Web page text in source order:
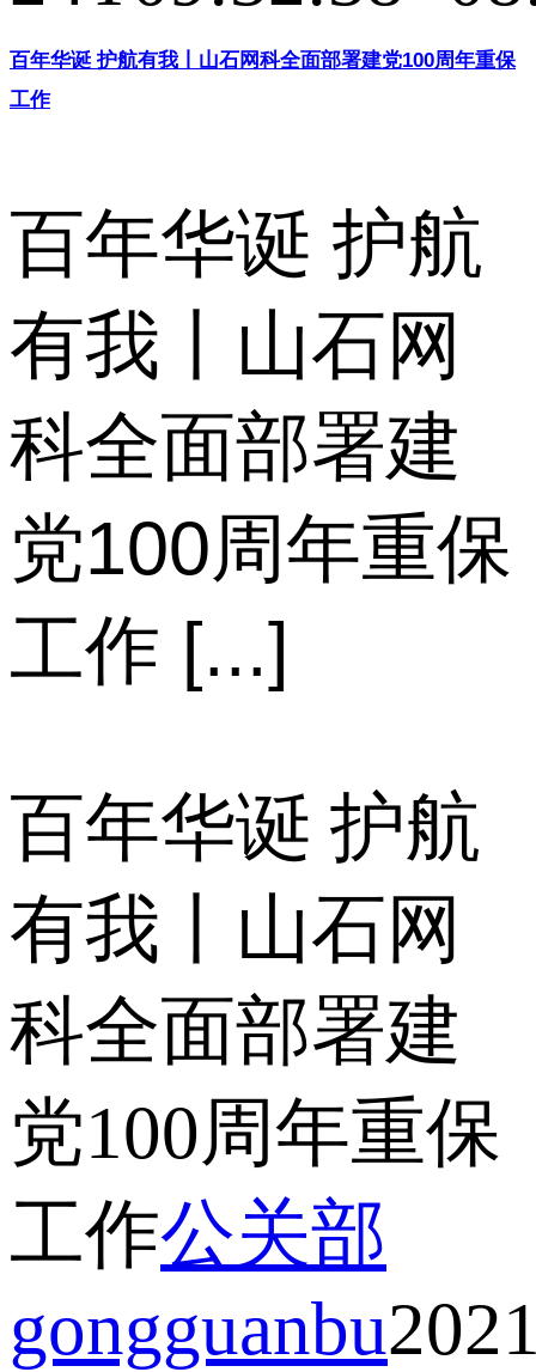
百年华诞 护航有我丨山石网科全面部署建党100周年重保
工作
百年华诞 护航
有我丨山石网
科全面部署建
党100周年重保
工作 [...]
百年华诞 护航
有我丨山石网
科全面部署建
党100周年重保
工作公关部
gongguanbu